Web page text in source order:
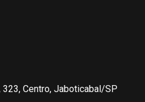
323, Centro, Jaboticabal/SP